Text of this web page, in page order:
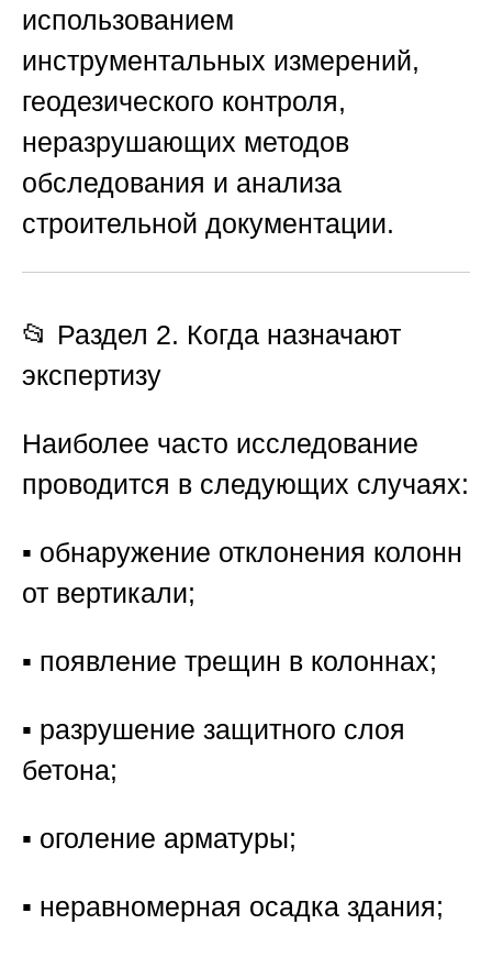
использованием
инструментальных измерений,
геодезического контроля,
неразрушающих методов
обследования и анализа
строительной документации.
📂 Раздел 2. Когда назначают
экспертизу
Наиболее часто исследование
проводится в следующих случаях:
▪️ обнаружение отклонения колонн
от вертикали;
▪️ появление трещин в колоннах;
▪️ разрушение защитного слоя
бетона;
▪️ оголение арматуры;
▪️ неравномерная осадка здания;